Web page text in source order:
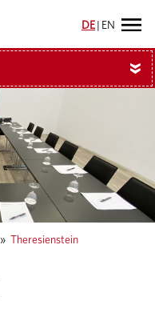
DE EN
»
» Theresienstein